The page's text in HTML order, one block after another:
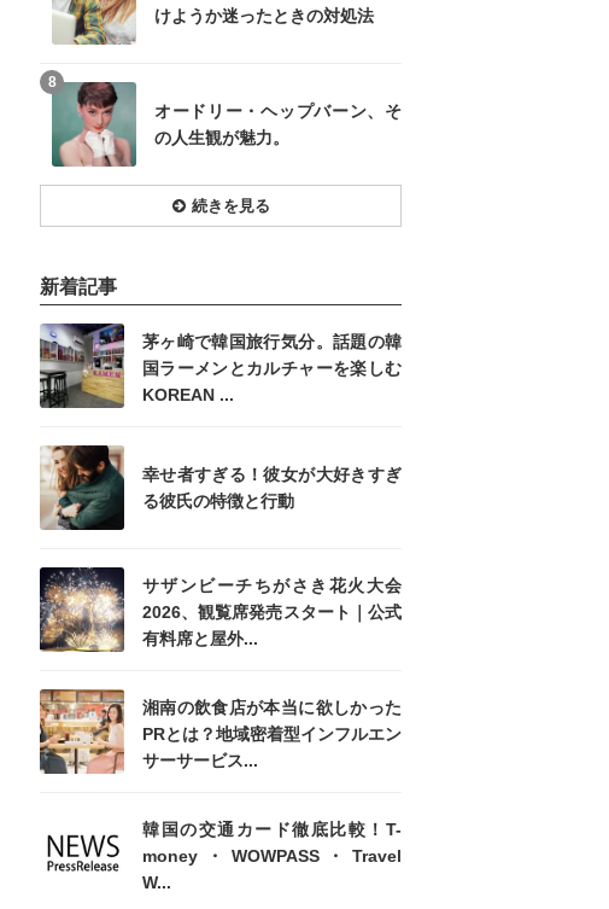
けようか迷ったときの対処法
オードリー・ヘップバーン、そ
の人生観が魅力。
8
続きを見る
新着記事
茅ヶ崎で韓国旅行気分。話題の韓
国ラーメンとカルチャーを楽しむ
KOREAN ...
幸せ者すぎる！彼女が大好きすぎ
る彼氏の特徴と行動
サザンビーチちがさき花火大会
2026、観覧席発売スタート｜公式
有料席と屋外...
湘南の飲食店が本当に欲しかった
PRとは？地域密着型インフルエン
サーサービス...
韓国の交通カード徹底比較！T-
money・WOWPASS・Travel
W...